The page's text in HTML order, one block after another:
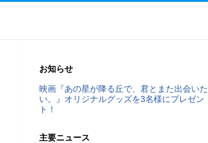
お知らせ
映画『あの星が降る丘で、君とまた出会いた
い。』オリジナルグッズを3名様にプレゼン
ト！
主要ニュース